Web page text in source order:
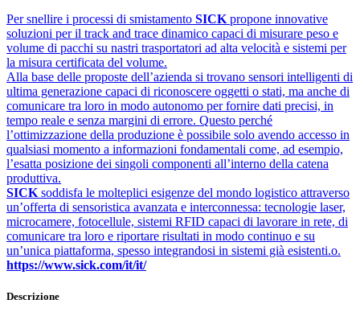
Per snellire i processi di smistamento SICK propone innovative
soluzioni per il track and trace dinamico capaci di misurare peso e
volume di pacchi su nastri trasportatori ad alta velocità e sistemi per
la misura certificata del volume.
Alla base delle proposte dell’azienda si trovano sensori intelligenti di
ultima generazione capaci di riconoscere oggetti o stati, ma anche di
comunicare tra loro in modo autonomo per fornire dati precisi, in
tempo reale e senza margini di errore. Questo perché
l’ottimizzazione della produzione è possibile solo avendo accesso in
qualsiasi momento a informazioni fondamentali come, ad esempio,
l’esatta posizione dei singoli componenti all’interno della catena
produttiva.
SICK soddisfa le molteplici esigenze del mondo logistico attraverso
un’offerta di sensoristica avanzata e interconnessa: tecnologie laser,
microcamere, fotocellule, sistemi RFID capaci di lavorare in rete, di
comunicare tra loro e riportare risultati in modo continuo e su
un’unica piattaforma, spesso integrandosi in sistemi già esistenti.o.
https://www.sick.com/it/it/
Descrizione